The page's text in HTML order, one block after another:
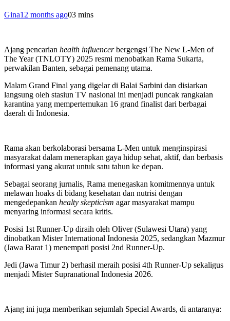
Gina12 months ago03 mins
Ajang pencarian health influencerbergengsi The New L-Men of
The Year (TNLOTY) 2025 resmi menobatkan Rama Sukarta,
perwakilan Banten, sebagai pemenang utama.
Malam Grand Final yang digelar di Balai Sarbini dan disiarkan
langsung oleh stasiun TV nasional ini menjadi puncak rangkaian
karantina yang mempertemukan 16 grand finalist dari berbagai
daerah di Indonesia.
Rama akan berkolaborasi bersama L-Men untuk menginspirasi
masyarakat dalam menerapkan gaya hidup sehat, aktif, dan berbasis
informasi yang akurat untuk satu tahun ke depan.
Sebagai seorang jurnalis, Rama menegaskan komitmennya untuk
melawan hoaks di bidang kesehatan dan nutrisi dengan
mengedepankan healty skepticism agar masyarakat mampu
menyaring informasi secara kritis.
Posisi 1st Runner-Up diraih oleh Oliver (Sulawesi Utara) yang
dinobatkan Mister International Indonesia 2025, sedangkan Mazmur
(Jawa Barat 1) menempati posisi 2nd Runner-Up.
Jedi (Jawa Timur 2) berhasil meraih posisi 4th Runner-Up sekaligus
menjadi Mister Supranational Indonesia 2026.
Ajang ini juga memberikan sejumlah Special Awards, di antaranya: